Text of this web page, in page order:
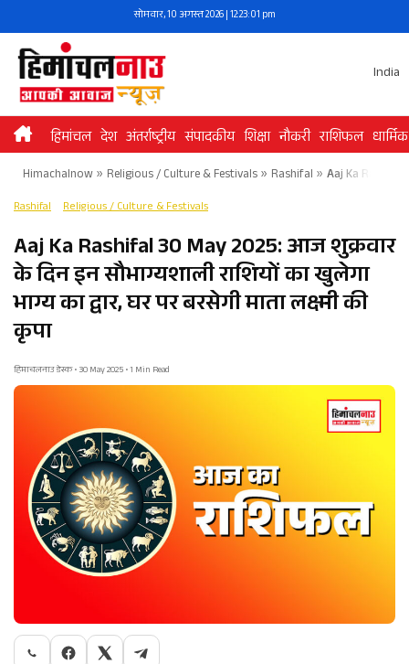
to
content
सोमवार, 10 अगस्त 2026 | 12:23:01 pm
India
हिमांचल देश अंतर्राष्ट्रीय संपादकीय शिक्षा नौकरी राशिफल धार्मिक
Himachalnow» Religious / Culture & Festivals» Rashifal » Aaj Ka Rashifal
Rashifal Religious / Culture & Festivals
Aaj Ka Rashifal 30 May 2025: आज शुक्रवार
के दिन इन सौभाग्यशाली राशियों का खुलेगा
भाग्य का द्वार, घर पर बरसेगी माता लक्ष्मी की
कृपा
हिमाचलनाउ डेस्क • 30 May 2025 • 1 Min Read